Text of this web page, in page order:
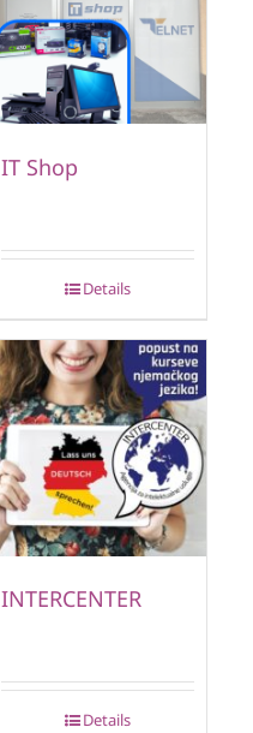
IT Shop
Details
INTERCENTER
Details